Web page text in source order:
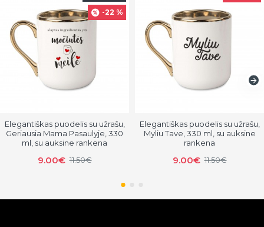
-22 %
Elegantiškas puodelis su užrašu,
Geriausia Mama Pasaulyje, 330
ml, su auksine rankena
9.00€ 11.50€
Elegantiškas puodelis su užrašu,
Myliu Tave, 330 ml, su auksine
rankena
9.00€ 11.50€